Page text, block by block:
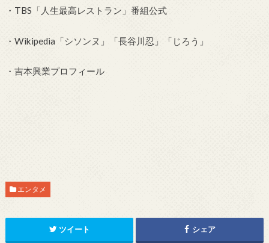
・TBS「人生最高レストラン」番組公式
・Wikipedia「シソンヌ」「長谷川忍」「じろう」
・吉本興業プロフィール
エンタメ
ツイート シェア